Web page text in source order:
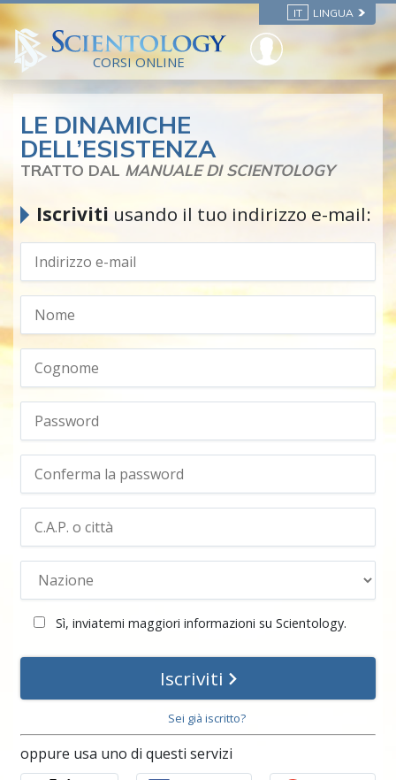
IT LINGUA
CORSI ONLINE
LE DINAMICHE
DELL’ESISTENZA
TRATTO DAL MANUALE DI SCIENTOLOGY
Iscriviti usando il tuo indirizzo e-mail:
Sì, inviatemi maggiori informazioni su Scientology.
Iscriviti
Sei già iscritto?
oppure usa uno di questi servizi